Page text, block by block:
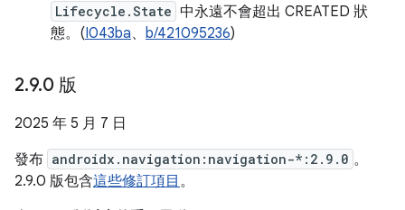
Lifecycle.State 中永遠不會超出 CREATED 狀
態。(I043ba、 b/421095236)
2.9.0 版
2025 年 5 月 7 日
發布 androidx.navigation:navigation-*:2.9.0 。
2.9.0 版包含這些修訂項目 。